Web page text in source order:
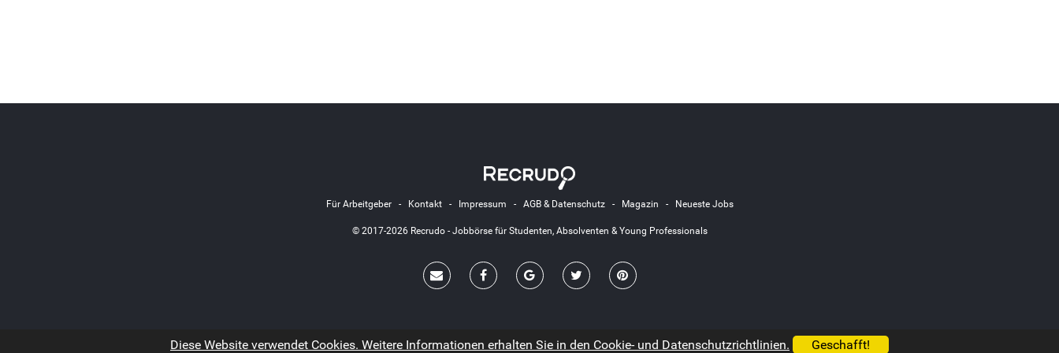
Für Arbeitgeber- Kontakt- Impressum - AGB & Datenschutz- Magazin - Neueste Jobs
© 2017-2026 Recrudo - Jobbörse für Studenten, Absolventen & Young Professionals
Diese Website verwendet Cookies. Weitere Informationen erhalten Sie in den Cookie- und Datenschutzrichtlinien. Geschafft!